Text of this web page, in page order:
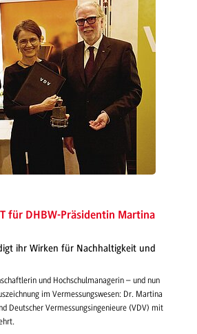
für DHBW-Präsidentin Martina
ihr Wirken für Nachhaltigkeit und
und Hochschulmanagerin – und nun
im Vermessungswesen: Dr. Martina
Deutscher Vermessungsingenieure (VDV) mit